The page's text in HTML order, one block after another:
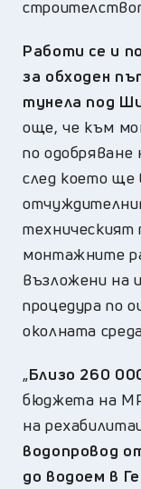
Работи се и
за обходен
тунела под
още, че към
по
след което
техническият
монтажните
възложени на
процедура по
околната
„Близо 260
бюджета на
на
водопровод
до водоем в